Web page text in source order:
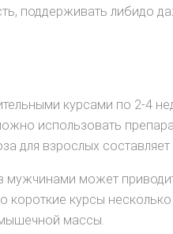
поддерживать либидо
курсами по 2-4
использовать
для взрослых составляет
может
курсы
массы.